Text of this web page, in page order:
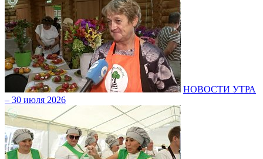
НОВОСТИ УТРА
– 30 июля 2026